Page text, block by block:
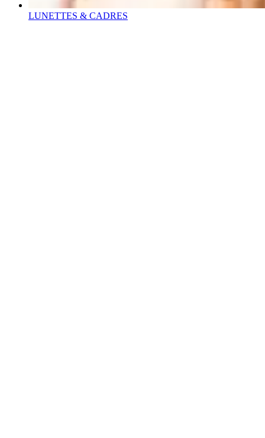
LUNETTES & CADRES